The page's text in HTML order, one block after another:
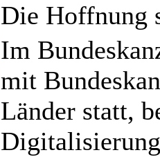
Die Hoffnung
Im
mit
Länder statt,